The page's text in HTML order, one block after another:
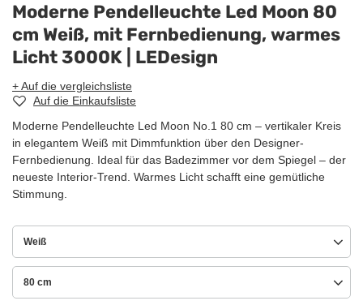
Moderne Pendelleuchte Led Moon 80
cm Weiß, mit Fernbedienung, warmes
Licht 3000K | LEDesign
+ Auf die vergleichsliste
Auf die Einkaufsliste
Moderne Pendelleuchte Led Moon No.1 80 cm – vertikaler Kreis
in elegantem Weiß mit Dimmfunktion über den Designer-
Fernbedienung. Ideal für das Badezimmer vor dem Spiegel – der
neueste Interior-Trend. Warmes Licht schafft eine gemütliche
Stimmung.
Weiß
80 cm